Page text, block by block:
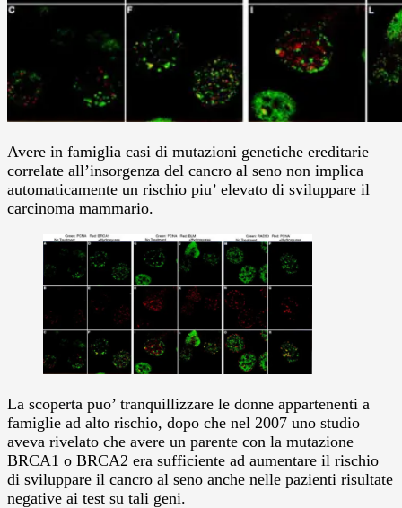
Avere in famiglia casi di mutazioni genetiche ereditarie
correlate all’insorgenza del cancro al seno non implica
automaticamente un rischio piu’ elevato di sviluppare il
carcinoma mammario.
La scoperta puo’ tranquillizzare le donne appartenenti a
famiglie ad alto rischio, dopo che nel 2007 uno studio
aveva rivelato che avere un parente con la mutazione
BRCA1 o BRCA2 era sufficiente ad aumentare il rischio
di sviluppare il cancro al seno anche nelle pazienti risultate
negative ai test su tali geni.